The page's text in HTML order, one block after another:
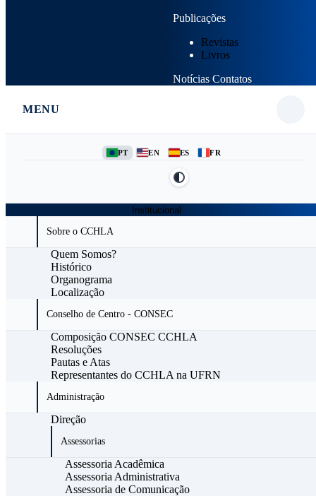
Publicações
Revistas
Livros
Notícias Contatos
MENU
PT EN ES FR
Institucional
Sobre o CCHLA
Quem Somos?
Histórico
Organograma
Localização
Conselho de Centro - CONSEC
Composição CONSEC CCHLA
Resoluções
Pautas e Atas
Representantes do CCHLA na UFRN
Administração
Direção
Assessorias
Assessoria Acadêmica
Assessoria Administrativa
Assessoria de Comunicação